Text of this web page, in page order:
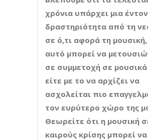
χρόνια υπάρχει μια
δραστηριότητα από τη
σε ό,τι αφορά τη μουσική,
αυτό μπορεί να
σε συμμετοχή σε
είτε με το να αρχίζει να
ασχολείται πιο
τον ευρύτερο χώρο της
Θεωρείτε ότι η μουσική
καιρούς κρίσης μπορεί